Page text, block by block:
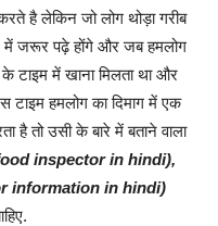
है लेकिन जो लोग थोड़ा गरीब
में जरूर पढ़े होंगे और जब हमलोग
टाइम में खाना मिलता था और
हमलोग का दिमाग में एक
है तो उसी के बारे में बताने वाला
inspector in hindi),
information in hindi)